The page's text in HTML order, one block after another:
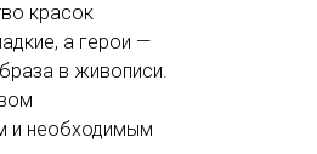
красок
а герои —
в живописи.
и необходимым